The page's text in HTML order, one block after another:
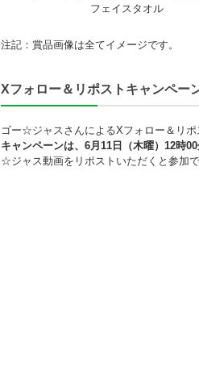
フェイスタオル
注記： 賞品画像は全てイメージです。
Xフォロー＆リポストキャンペー
ゴー☆ジャスさんによるXフォロー＆リ
キャンペーンは、6月11日（木曜）12時
☆ジャス動画をリポストいただくと参加